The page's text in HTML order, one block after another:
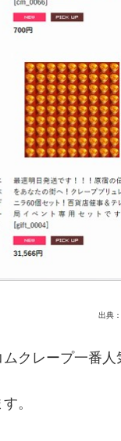
出典
クレープ一番
。